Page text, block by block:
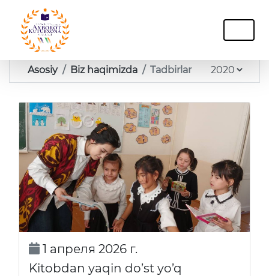
Asosiy Biz haqimizda Tadbirlar
1 апреля 2026 г.
Kitobdan yaqin do’st yo’q